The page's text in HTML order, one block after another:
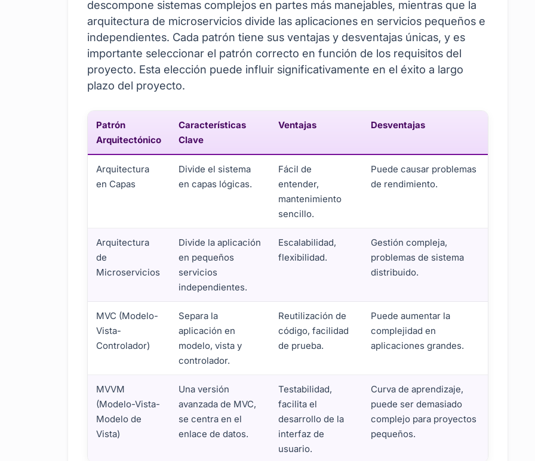
descompone sistemas complejos en partes más manejables, mientras que la
arquitectura de microservicios divide las aplicaciones en servicios pequeños e
independientes. Cada patrón tiene sus ventajas y desventajas únicas, y es
importante seleccionar el patrón correcto en función de los requisitos del
proyecto. Esta elección puede influir significativamente en el éxito a largo
plazo del proyecto.
Patrón
Arquitectónico
Características
Clave
Ventajas Desventajas
Arquitectura
en Capas
Divide el sistema
en capas lógicas.
Fácil de
entender,
mantenimiento
sencillo.
Puede causar problemas
de rendimiento.
Arquitectura
de
Microservicios
Divide la aplicación
en pequeños
servicios
independientes.
Escalabilidad,
flexibilidad.
Gestión compleja,
problemas de sistema
distribuido.
MVC (Modelo-
Vista-
Controlador)
Separa la
aplicación en
modelo, vista y
controlador.
Reutilización de
código, facilidad
de prueba.
Puede aumentar la
complejidad en
aplicaciones grandes.
MVVM
(Modelo-Vista-
Modelo de
Vista)
Una versión
avanzada de MVC,
se centra en el
enlace de datos.
Testabilidad,
facilita el
desarrollo de la
interfaz de
usuario.
Curva de aprendizaje,
puede ser demasiado
complejo para proyectos
pequeños.